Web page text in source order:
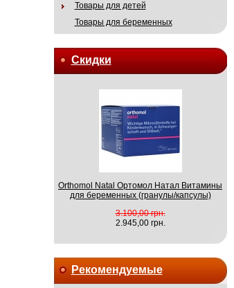
Товары для детей
Товары для беременных
Скидки
Orthomol Natal Ортомол Натал Витамины
для беременных (гранулы/капсулы)
3.100,00 грн.
2.945,00 грн.
Рекомендуемые